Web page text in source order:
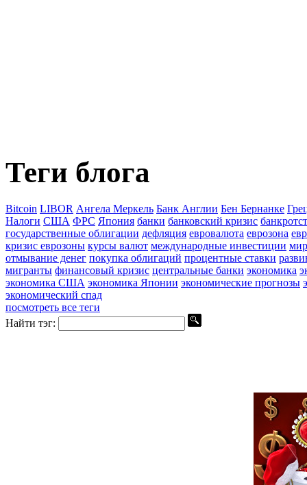
Теги блога
Bitcoin LIBOR Ангела Меркель Банк Англии Бен Бернанке
Налоги США ФРС Япония банки банковский кризис
государственные облигации дефляция евровалюта еврозона
кризис еврозоны курсы валют международные инвестиции
отмывание денег покупка облигаций процентные ставки
мигранты финансовый кризис центральные банки экономика
экономика США экономика Японии экономические прогнозы
экономический спад
посмотреть все теги
Найти тэг: